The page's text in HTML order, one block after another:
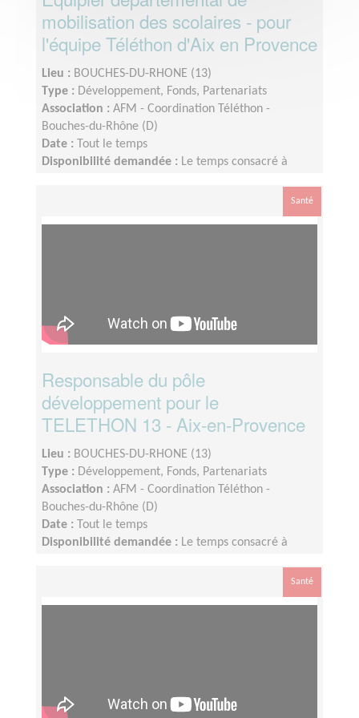
mobilisation des scolaires - pour
l'équipe Téléthon d'Aix en Provence
Lieu : BOUCHES-DU-RHONE (13)
Type : Développement, Fonds, Partenariats
Association : AFM - Coordination Téléthon -
Bouches-du-Rhône (D)
Date :
Tout le temps
Disponibilité demandée : Le temps consacré à
sollicitation est plus importante de Septembre àSanté
Responsable du pôle
développement pour le
TELETHON 13 - Aix-en-Provence
Lieu : BOUCHES-DU-RHONE (13)
Type : Développement, Fonds, Partenariats
Association : AFM - Coordination Téléthon -
Bouches-du-Rhône (D)
Date :
Tout le temps
Disponibilité demandée : Le temps consacré à
sollicitation est plus importante de Septembre àSanté